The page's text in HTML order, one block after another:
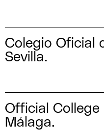
Colegio Oficial
Sevilla.
Official
Málaga.